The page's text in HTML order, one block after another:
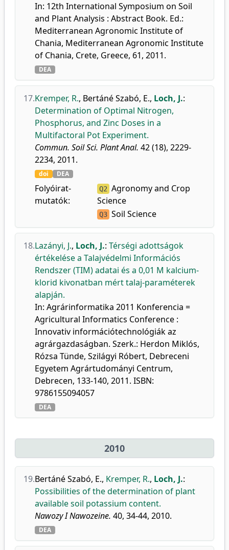
In: 12th International Symposium on Soil
and Plant Analysis : Abstract Book. Ed.:
Mediterranean Agronomic Institute of
Chania, Mediterranean Agronomic Institute
of Chania, Crete, Greece, 61, 2011.
DEA
17.Kremper, R., Bertáné Szabó, E., Loch, J.:
Determination of Optimal Nitrogen,
Phosphorus, and Zinc Doses in a
Multifactoral Pot Experiment.
Commun. Soil Sci. Plant Anal. 42 (18), 2229-
2234, 2011.
doi DEA
Folyóirat-
mutatók:
Q2 Agronomy and Crop
Science
Q3 Soil Science
18.Lazányi, J., Loch, J.: Térségi adottságok
értékelése a Talajvédelmi Információs
Rendszer (TIM) adatai és a 0,01 M kalcium-
klorid kivonatban mért talaj-paraméterek
alapján.
In: Agrárinformatika 2011 Konferencia =
Agricultural Informatics Conference :
Innovativ információtechnológiák az
agrárgazdaságban. Szerk.: Herdon Miklós,
Rózsa Tünde, Szilágyi Róbert, Debreceni
Egyetem Agrártudományi Centrum,
Debrecen, 133-140, 2011. ISBN:
9786155094057
DEA
2010
19.Bertáné Szabó, E., Kremper, R., Loch, J.:
Possibilities of the determination of plant
available soil potassium content.
Nawozy I Nawozeine. 40, 34-44, 2010.
DEA